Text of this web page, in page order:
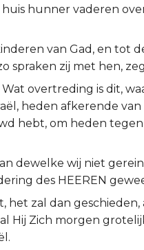
hunner vaderen
van Gad, en tot
spraken zij met hen,
overtreding is dit,
heden afkerende
hebt, om heden
dewelke wij niet
des HEEREN
het zal dan geschieden,
Hij Zich morgen